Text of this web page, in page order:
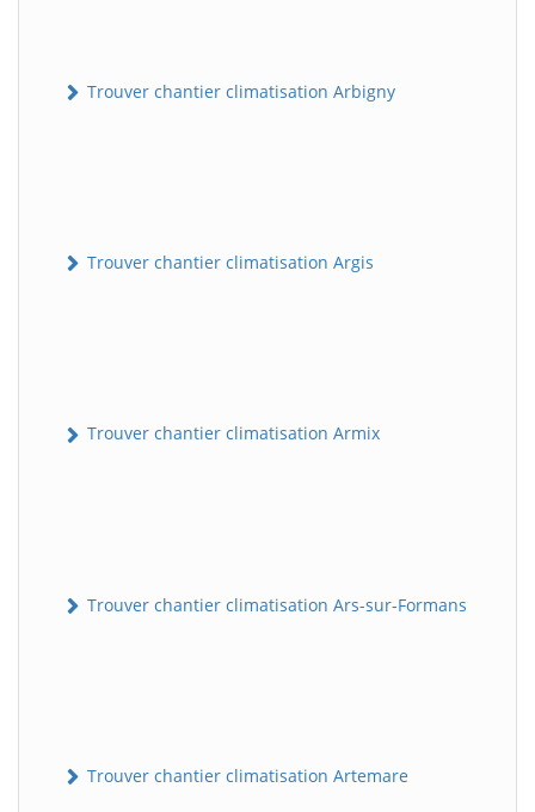
Trouver chantier climatisation Arbigny
Trouver chantier climatisation Argis
Trouver chantier climatisation Armix
Trouver chantier climatisation Ars-sur-Formans
Trouver chantier climatisation Artemare